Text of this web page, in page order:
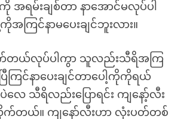
မ်းချစ်တာ နာအောင်မလုပ်ပါ
ကြင်နာမပေးချင်ဘူးလား။
က်တယ်လုပ်ပါကွာ သူလည်းသီရိအကြ
ကြင်နာပေးချင်တာပေါ့ကိုကိုရယ်
လေ သီရိလည်းပြောရင်း ကျနော့်လီး
က်တယ်။ ကျနော်လီးဟာ လုံးပတ်တစ်